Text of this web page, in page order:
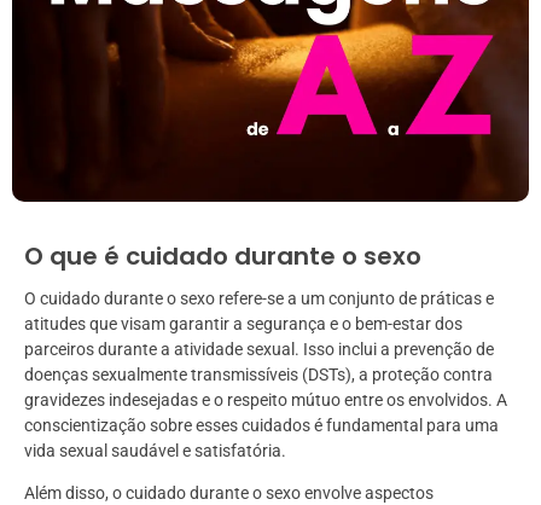
O que é cuidado durante o sexo
O cuidado durante o sexo refere-se a um conjunto de práticas e
atitudes que visam garantir a segurança e o bem-estar dos
parceiros durante a atividade sexual. Isso inclui a prevenção de
doenças sexualmente transmissíveis (DSTs), a proteção contra
gravidezes indesejadas e o respeito mútuo entre os envolvidos. A
conscientização sobre esses cuidados é fundamental para uma
vida sexual saudável e satisfatória.
Além disso, o cuidado durante o sexo envolve aspectos